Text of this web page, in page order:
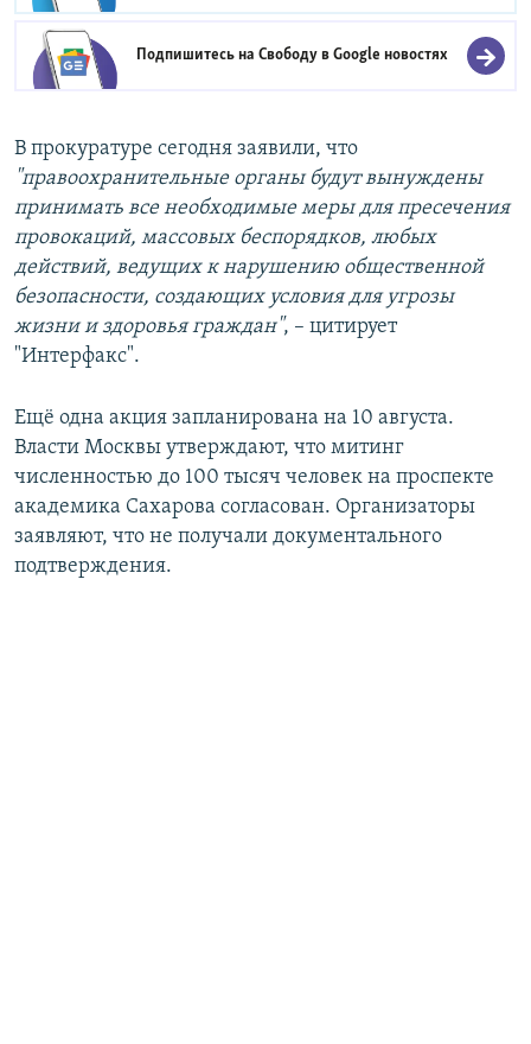
Подпишитесь на Свободу вGoogle новостях
В прокуратуре сегодня заявили, что
"правоохранительные органы будут вынуждены
принимать все необходимые меры для пресечения
провокаций, массовых беспорядков, любых
действий, ведущих к нарушению общественной
безопасности, создающих условия для угрозы
жизни и здоровья граждан", – цитирует
"Интерфакс".
Ещё одна акция запланирована на 10 августа.
Власти Москвы утверждают, что митинг
численностью до 100 тысяч человек на проспекте
академика Сахарова согласован. Организаторы
заявляют, что не получали документального
подтверждения.